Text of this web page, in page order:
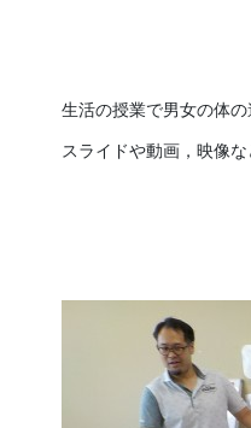
生活の授業で男女の体の
スライドや動画，映像な